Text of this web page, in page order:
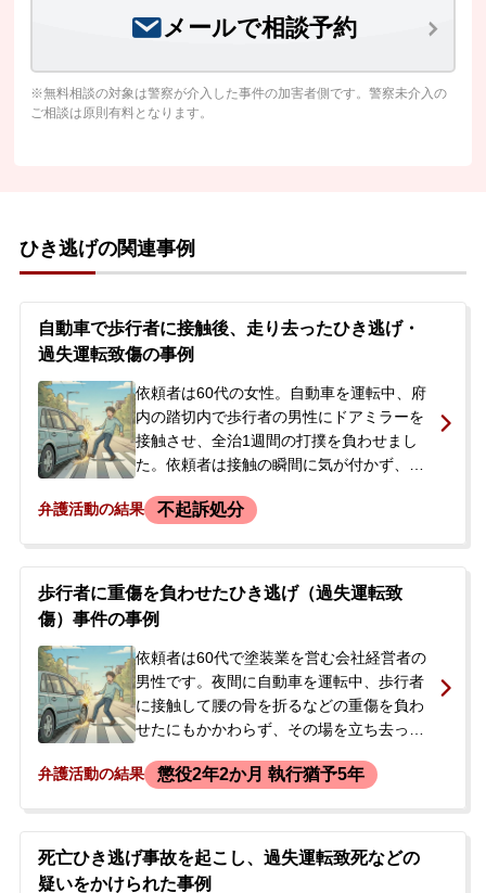
メールで相談予約
※無料相談の対象は警察が介入した事件の加害者側です。警察未介入の
ご相談は原則有料となります。
ひき逃げの関連事例
自動車で歩行者に接触後、走り去ったひき逃げ・
過失運転致傷の事例
依頼者は60代の女性。自動車を運転中、府
内の踏切内で歩行者の男性にドアミラーを
接触させ、全治1週間の打撲を負わせまし
た。依頼者は接触の瞬間に気が付かず、少
て事故の可能性に思い至りましたが、気が
から呼び出しを受けて出頭。その後、被害
者から直接連絡がありましたが、強い怒り
を示されており、ひき逃げとして重い刑事
処分が科されることへの不安から当事務所
へ相談されました。
弁護活動の結果 不起訴処分
歩行者に重傷を負わせたひき逃げ（過失運転致
傷）事件の事例
依頼者は60代で塗装業を営む会社経営者の
男性です。夜間に自動車を運転中、歩行者
に接触して腰の骨を折るなどの重傷を負わ
せたにもかかわらず、その場を立ち去った
（ひき逃げ）の罪に問われました。事故か
して犯行を否認していましたが、起訴され
ています。ご家族は、先に依頼した弁護士
弁護活動の結果 懲役2年2か月 執行猶予5年
死亡ひき逃げ事故を起こし、過失運転致死などの
疑いをかけられた事例